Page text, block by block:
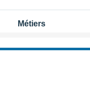
Métiers